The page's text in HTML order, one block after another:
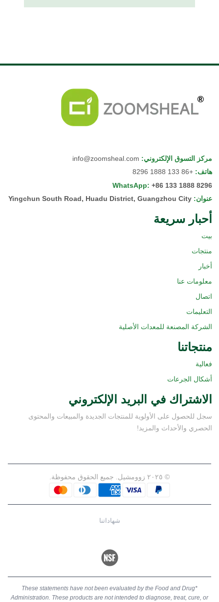
مركز التسوق الإلكتروني:
info@zoomsheal.com
هاتف:
+86 133 1888 8296
WhatsApp: +86 133 1888 8296
عنوان:
Yingchun South Road, Huadu District, Guangzhou City
أحبار سريعة
بيت
منتجات
أخبار
معلومات عنا
اتصال
التعليمات
الشركة المصنعة للمعدات الأصلية
منتجاتنا
فعالية
أشكال الجرعات
الاشتراك في البريد الإلكتروني
سجل للحصول على الأولوية للمنتجات الجديدة والمبيعات والمحتوى
الحصري والأحداث والمزيد!
© ٢٠٢٥ زوومشيل. جميع الحقوق محفوظة.
شهاداتنا
*These statements have not been evaluated by the Food and Drug
Administration. These products are not intended to diagnose, treat, cure, or